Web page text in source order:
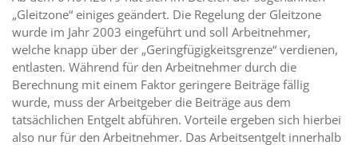
„Gleitzone“ einiges geändert. Die Regelung der Gleitzone
wurde im Jahr 2003 eingeführt und soll Arbeitnehmer,
welche knapp über der „Geringfügigkeitsgrenze“ verdienen,
entlasten. Während für den Arbeitnehmer durch die
Berechnung mit einem Faktor geringere Beiträge fällig
wurde, muss der Arbeitgeber die Beiträge aus dem
tatsächlichen Entgelt abführen. Vorteile ergeben sich hierbei
also nur für den Arbeitnehmer. Das Arbeitsentgelt innerhalb